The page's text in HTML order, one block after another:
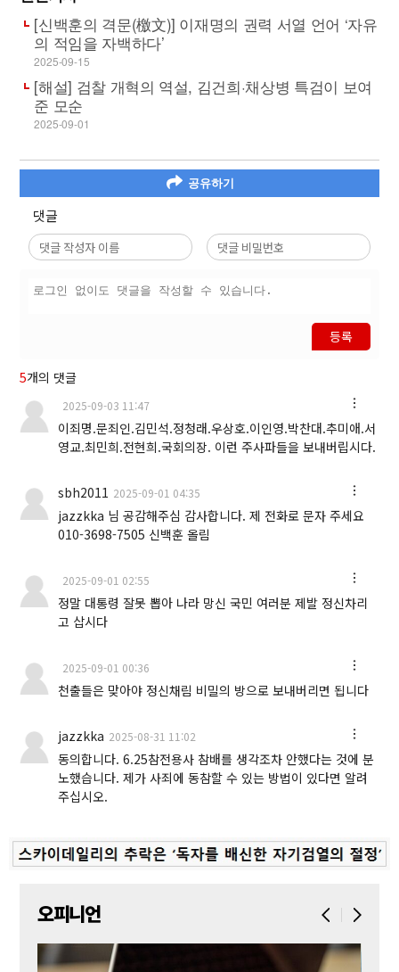
[신백훈의 격문(檄文)] 이재명의 권력 서열 언어 ‘자유
의 적임을 자백하다’
2025-09-15
[해설] 검찰 개혁의 역설, 김건희·채상병 특검이 보여
준 모순
2025-09-01
공유하기
댓글
등록
5개의 댓글
2025-09-03 11:47
이죄명.문죄인.김민석.정청래.우상호.이인영.박찬대.추미애.서
영교.최민희.전현희.국회의장. 이런 주사파들을 보내버립시다.
sbh2011 2025-09-01 04:35
jazzkka 님 공감해주심 감사합니다. 제 전화로 문자 주세요
010-3698-7505 신백훈 올림
2025-09-01 02:55
정말 대통령 잘못 뽑아 나라 망신 국민 여러분 제발 정신차리
고 삽시다
2025-09-01 00:36
천출들은 맞아야 정신채림 비밀의 방으로 보내버리면 됩니다
jazzkka 2025-08-31 11:02
동의합니다. 6.25참전용사 참배를 생각조차 안했다는 것에 분
노했습니다. 제가 사죄에 동참할 수 있는 방법이 있다면 알려
주십시오.
오피니언